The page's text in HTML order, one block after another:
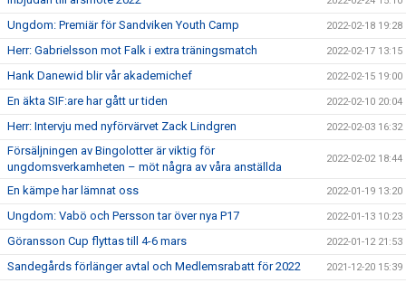
Ungdom: Premiär för Sandviken Youth Camp 2022-02-18 19:28
Herr: Gabrielsson mot Falk i extra träningsmatch 2022-02-17 13:15
Hank Danewid blir vår akademichef 2022-02-15 19:00
En äkta SIF:are har gått ur tiden 2022-02-10 20:04
Herr: Intervju med nyförvärvet Zack Lindgren 2022-02-03 16:32
Försäljningen av Bingolotter är viktig för
ungdomsverkamheten – möt några av våra anställda
2022-02-02 18:44
En kämpe har lämnat oss 2022-01-19 13:20
Ungdom: Vabö och Persson tar över nya P17 2022-01-13 10:23
Göransson Cup flyttas till 4-6 mars 2022-01-12 21:53
Sandegårds förlänger avtal och Medlemsrabatt för 2022 2021-12-20 15:39